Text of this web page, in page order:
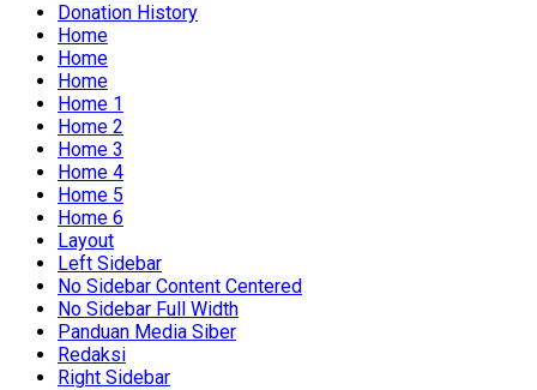
Donation History
Home
Home
Home
Home 1
Home 2
Home 3
Home 4
Home 5
Home 6
Layout
Left Sidebar
No Sidebar Content Centered
No Sidebar Full Width
Panduan Media Siber
Redaksi
Right Sidebar